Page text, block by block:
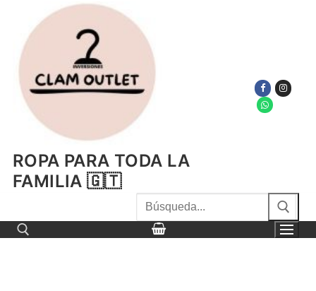
contenido
ROPA PARA TODA LA
FAMILIA 🇬🇹
Buscar
por: